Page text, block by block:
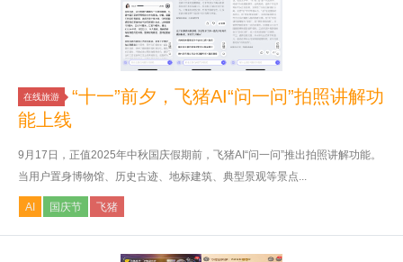
在线旅游
“十一”前夕，飞猪AI“问一问”拍照讲解功
能上线
9月17日，正值2025年中秋国庆假期前，飞猪AI“问一问”推出拍照讲解功能。
当用户置身博物馆、历史古迹、地标建筑、典型景观等景点...
AI 国庆节 飞猪